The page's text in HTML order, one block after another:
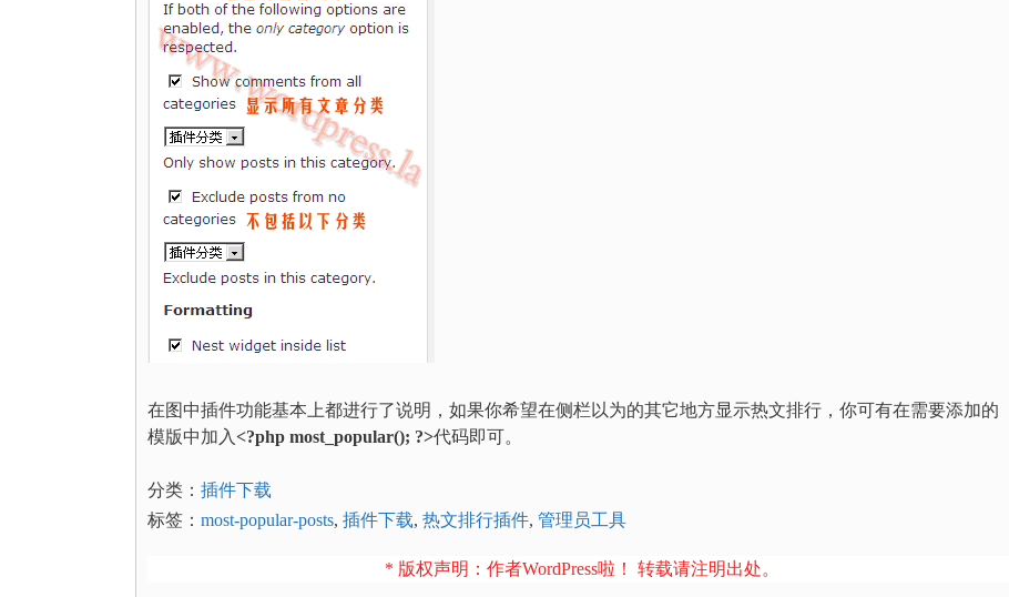
在图中插件功能基本上都进行了说明，如果你希望在侧栏以为的其它地方显示热文排行，你可有在需要添加的
模版中加入<?php most_popular(); ?>代码即可。
分类： 插件下载
标签： most-popular-posts, 插件下载, 热文排行插件, 管理员工具
* 版权声明：作者WordPress啦！ 转载请注明出处。